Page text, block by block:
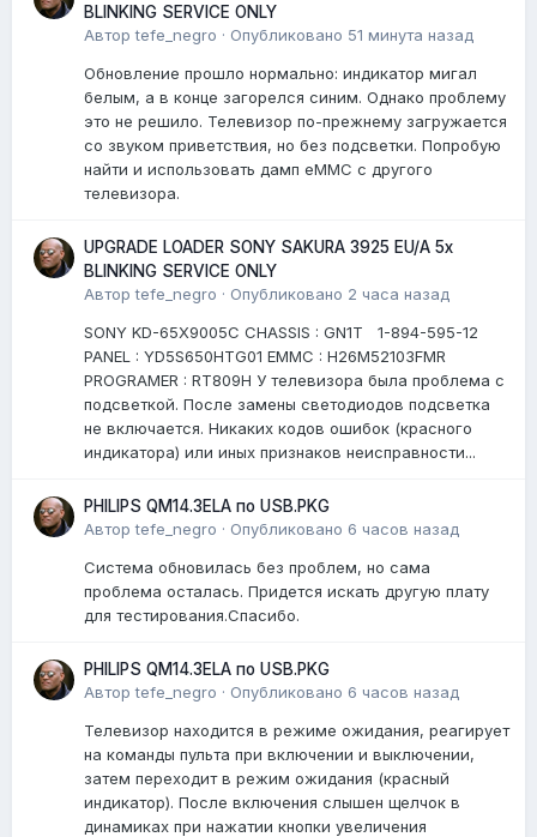
BLINKING SERVICE ONLY
Авторtefe_negro · Опубликовано 51 минута назад
Обновление прошло нормально: индикатор мигал
белым, а в конце загорелся синим. Однако проблему
это не решило. Телевизор по-прежнему загружается
со звуком приветствия, но без подсветки. Попробую
найти и использовать дамп eMMC с другого
телевизора.
UPGRADE LOADER SONY SAKURA 3925 EU/A 5x
BLINKING SERVICE ONLY
Авторtefe_negro · Опубликовано 2 часа назад
SONY KD-65X9005C CHASSIS : GN1T 1-894-595-12
PANEL : YD5S650HTG01 EMMC : H26M52103FMR
PROGRAMER : RT809H У телевизора была проблема с
подсветкой. После замены светодиодов подсветка
не включается. Никаких кодов ошибок (красного
индикатора) или иных признаков неисправности...
PHILIPS QM14.3ELA по USB.PKG
Авторtefe_negro · Опубликовано 6 часов назад
Система обновилась без проблем, но сама
проблема осталась. Придется искать другую плату
для тестирования.Спасибо.
PHILIPS QM14.3ELA по USB.PKG
Авторtefe_negro · Опубликовано 6 часов назад
Телевизор находится в режиме ожидания, реагирует
на команды пульта при включении и выключении,
затем переходит в режим ожидания (красный
индикатор). После включения слышен щелчок в
динамиках при нажатии кнопки увеличения